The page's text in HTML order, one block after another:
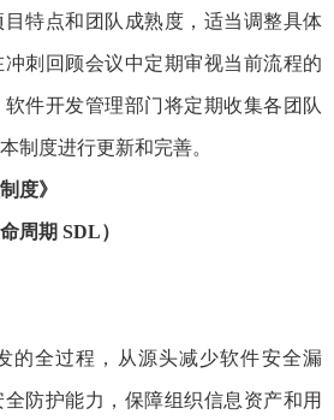
特点和团队成熟度，适当调整具体
刺回顾会议中定期审视当前流程的
件开发管理部门将定期收集各团队
制度进行更新和完善。
度》
周期 SDL）
的全过程，从源头减少软件安全漏
防护能力，保障组织信息资产和用